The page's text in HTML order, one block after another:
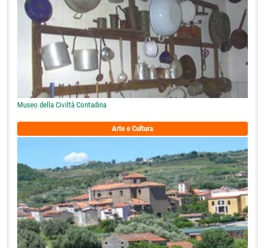
Museo della Civiltà Contadina
Arte e Cultura